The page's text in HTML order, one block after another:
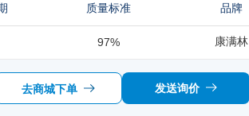
质量标准 品牌
97% 康满林
去商城下单 发送询价